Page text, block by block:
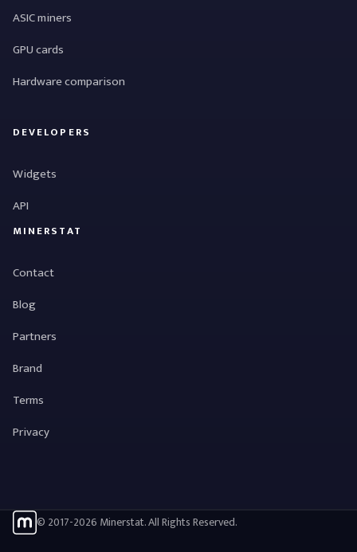
ASIC miners
GPU cards
Hardware comparison
DEVELOPERS
Widgets
API
MINERSTAT
Contact
Blog
Partners
Brand
Terms
Privacy
© 2017-2026 Minerstat. All Rights Reserved.